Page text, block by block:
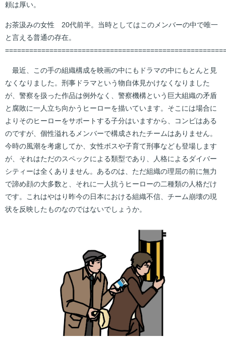
頼は厚い。
お茶汲みの女性 20代前半。当時としてはこのメンバーの中で唯一
と言える普通の存在。
最近、この手の組織構成を映画の中にもドラマの中にもとんと見
なくなりました。刑事ドラマという物自体見かけなくなりました
が、警察を扱った作品は例外なく、警察機構という巨大組織の矛盾
と腐敗に一人立ち向かうヒーローを描いています。そこには場合に
よりそのヒーローをサポートする子分はいますから、コンビはある
のですが、個性溢れるメンバーで構成されたチームはありません。
今時の風潮を考慮してか、女性ボスや子育て刑事なども登場します
が、それはただのスペックによる類型であり、人格によるダイバー
シティーは全くありません。あるのは、ただ組織の理屈の前に無力
で諦め顔の大多数と、それに一人抗うヒーローの二種類の人格だけ
です。これはやはり昨今の日本における組織不信、チーム崩壊の現
状を反映したものなのではないでしょうか。